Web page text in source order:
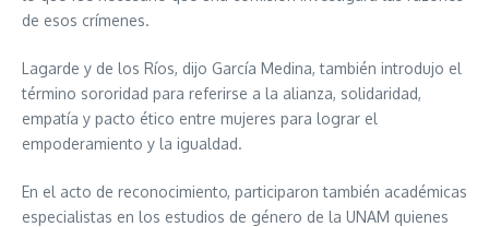
de esos crímenes.
Lagarde y de los Ríos, dijo García Medina, también introdujo el
término sororidad para referirse a la alianza, solidaridad,
empatía y pacto ético entre mujeres para lograr el
empoderamiento y la igualdad.
En el acto de reconocimiento, participaron también académicas
especialistas en los estudios de género de la UNAM quienes